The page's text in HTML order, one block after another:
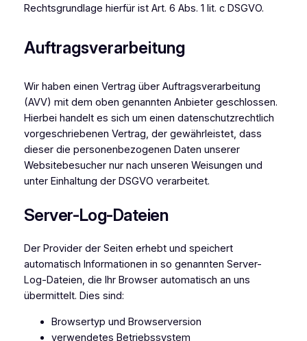
Rechtsgrundlage hierfür ist Art. 6 Abs. 1 lit. c DSGVO.
Auftragsverarbeitung
Wir haben einen Vertrag über Auftragsverarbeitung
(AVV) mit dem oben genannten Anbieter geschlossen.
Hierbei handelt es sich um einen datenschutzrechtlich
vorgeschriebenen Vertrag, der gewährleistet, dass
dieser die personenbezogenen Daten unserer
Websitebesucher nur nach unseren Weisungen und
unter Einhaltung der DSGVO verarbeitet.
Server-Log-Dateien
Der Provider der Seiten erhebt und speichert
automatisch Informationen in so genannten Server-
Log-Dateien, die Ihr Browser automatisch an uns
übermittelt. Dies sind:
Browsertyp und Browserversion
verwendetes Betriebssystem